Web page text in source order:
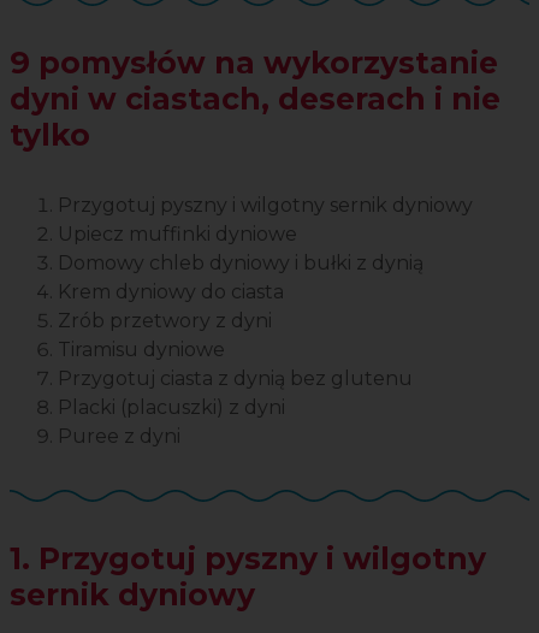
9 pomysłów na wykorzystanie
dyni w ciastach, deserach i nie
tylko
Przygotuj pyszny i wilgotny sernik dyniowy
Upiecz muffinki dyniowe
Domowy chleb dyniowy i bułki z dynią
Krem dyniowy do ciasta
Zrób przetwory z dyni
Tiramisu dyniowe
Przygotuj ciasta z dynią bez glutenu
Placki (placuszki) z dyni
Puree z dyni
1. Przygotuj pyszny i wilgotny
sernik dyniowy